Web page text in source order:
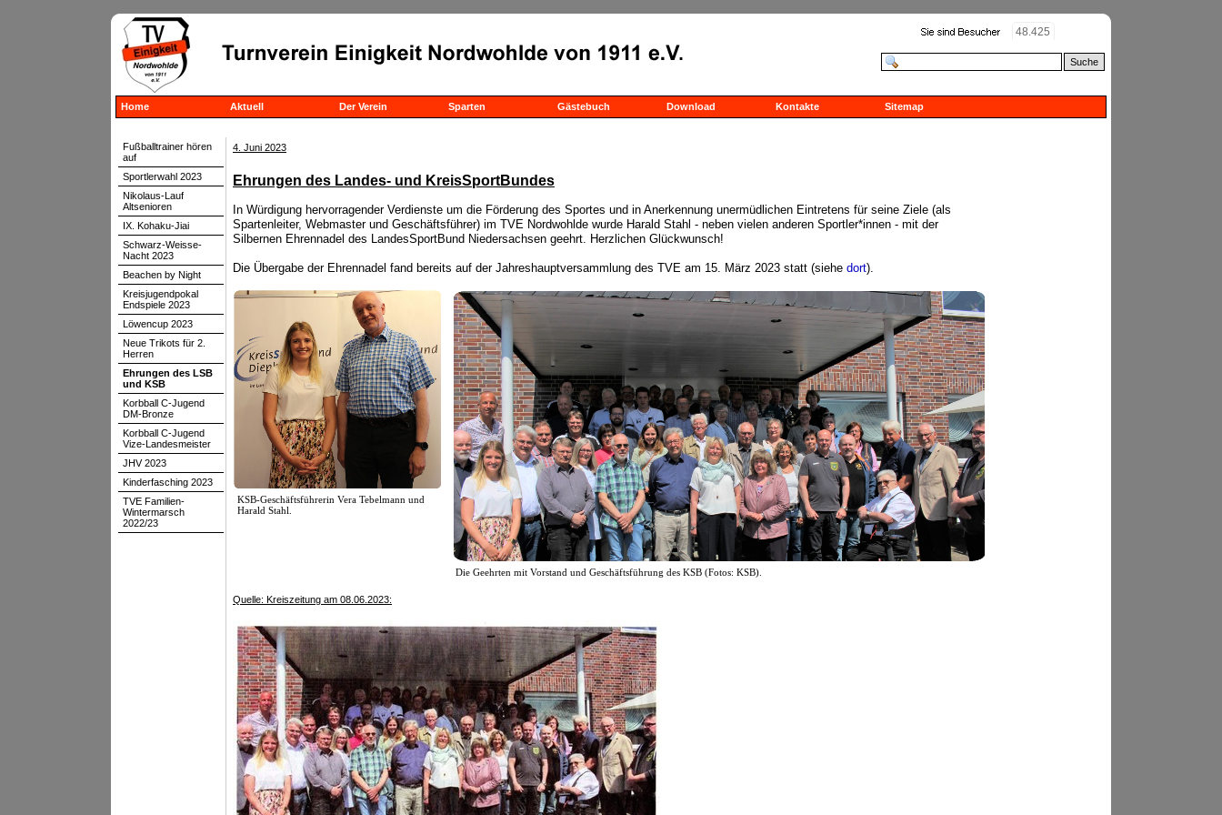
Suche
48.425
Home Aktuell Der Verein Sparten Gästebuch Download Kontakte Sitemap
4. Juni 2023
Ehrungen des Landes- und KreisSportBundes
In Würdigung hervorragender Verdienste um die Förderung des Sportes und in Anerkennung unermüdlichen Eintretens für seine Ziele (als
Spartenleiter, Webmaster und Geschäftsführer) im TVE Nordwohlde wurde Harald Stahl - neben vielen anderen Sportler*innen - mit der
Silbernen Ehrennadel des LandesSportBund Niedersachsen geehrt. Herzlichen Glückwunsch!
Die Übergabe der Ehrennadel fand bereits auf der Jahreshauptversammlung des TVE am 15. März 2023 statt (siehe dort).
KSB-Geschäftsführerin Vera Tebelmann und
Harald Stahl.
Die Geehrten mit Vorstand und Geschäftsführung des KSB (Fotos: KSB).
Quelle: Kreiszeitung am 08.06.2023:
Fußballtrainer hören
auf
Sportlerwahl 2023
Nikolaus-Lauf
Altsenioren
IX. Kohaku-Jiai
Schwarz-Weisse-
Nacht 2023
Beachen by Night
Kreisjugendpokal
Endspiele 2023
Löwencup 2023
Neue Trikots für 2.
Herren
Ehrungen des LSB
und KSB
Korbball C-Jugend
DM-Bronze
Korbball C-Jugend
Vize-Landesmeister
JHV 2023
Kinderfasching 2023
TVE Familien-
Wintermarsch
2022/23